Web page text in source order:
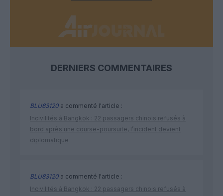
DERNIERS COMMENTAIRES
BLU83120 a commenté l'article :
Incivilités à Bangkok : 22 passagers chinois refusés à
bord après une course-poursuite, l’incident devient
diplomatique
BLU83120 a commenté l'article :
Incivilités à Bangkok : 22 passagers chinois refusés à